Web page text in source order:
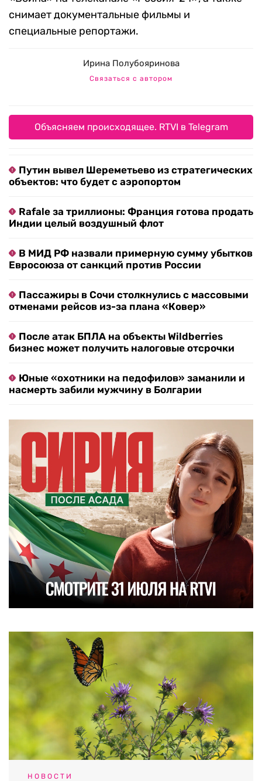
снимает документальные фильмы и
специальные репортажи.
Ирина Полубояринова
Связаться с автором
Объясняем происходящее. RTVI в Telegram
Путин вывел Шереметьево из стратегических
объектов: что будет с аэропортом
Rafale за триллионы: Франция готова продать
Индии целый воздушный флот
В МИД РФ назвали примерную сумму убытков
Евросоюза от санкций против России
Пассажиры в Сочи столкнулись с массовыми
отменами рейсов из-за плана «Ковер»
После атак БПЛА на объекты Wildberries
бизнес может получить налоговые отсрочки
Юные «охотники на педофилов» заманили и
насмерть забили мужчину в Болгарии
НОВОСТИ